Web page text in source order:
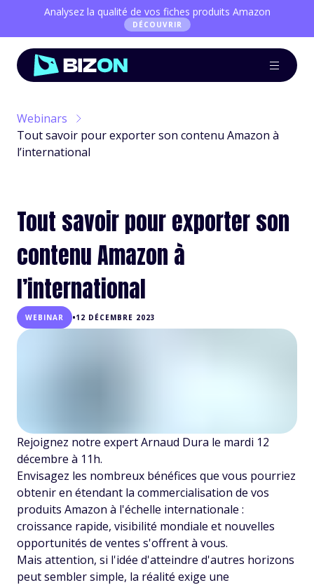
Analysez la qualité de vos fiches produits Amazon
DÉCOUVRIR
Webinars
Tout savoir pour exporter son contenu Amazon à
l’international
Tout savoir pour exporter son
contenu Amazon à
l’international
WEBINAR •12 DÉCEMBRE 2023
Rejoignez notre expert Arnaud Dura le mardi 12
décembre à 11h.
Envisagez les nombreux bénéfices que vous pourriez
obtenir en étendant la commercialisation de vos
produits Amazon à l'échelle internationale :
croissance rapide, visibilité mondiale et nouvelles
opportunités de ventes s'offrent à vous.
Mais attention, si l'idée d'atteindre d'autres horizons
peut sembler simple, la réalité exige une